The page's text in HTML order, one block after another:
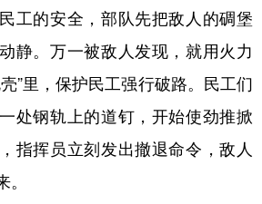
工的安全，部队先把敌人的碉堡
静。万一被敌人发现，就用火力
”里，保护民工强行破路。民工们
处钢轨上的道钉，开始使劲推掀
指挥员立刻发出撤退命令，敌人
。